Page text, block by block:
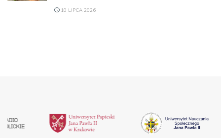
10 LIPCA 2026